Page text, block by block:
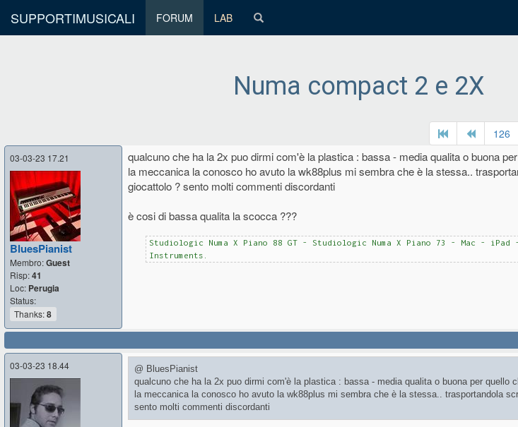
SUPPORTIMUSICALI FORUM LAB
Numa compact 2 e 2X
126
03-03-23 17.21
BluesPianist
Membro:Guest
Risp:41
Loc: Perugia
Status:
Thanks:8
qualcuno che ha la 2x puo dirmi com'è la plastica : bassa - media qualita o buona
la meccanica la conosco ho avuto la wk88plus mi sembra che è la stessa..
giocattolo ? sento molti commenti discordanti
è cosi di bassa qualita la scocca ???
Studiologic Numa X Piano 88 GT - Studiologic Numa X Piano 73 - Mac - iPad
Instruments.
03-03-23 18.44
@ BluesPianist
qualcuno che ha la 2x puo dirmi com'è la plastica : bassa - media qualita o buona per quello
la meccanica la conosco ho avuto la wk88plus mi sembra che è la stessa.. trasportandola
sento molti commenti discordanti